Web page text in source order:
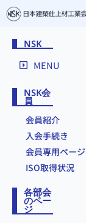
NSK
MENU
NSK会
員
会員紹介
入会手続き
会員専用ページ
ISO取得状況
各部会
のペー
ジ